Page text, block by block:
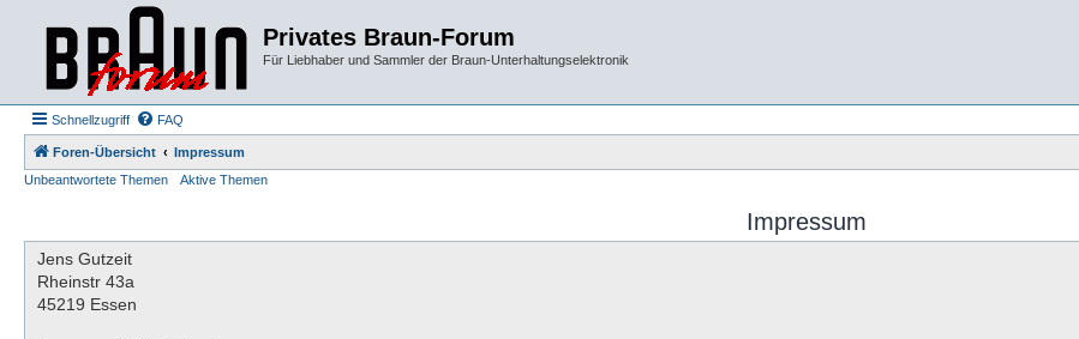
Privates Braun-Forum
Für Liebhaber und Sammler der Braun-Unterhaltungselektronik
Schnellzugriff FAQ
Foren-Übersicht
Impressum
Unbeantwortete Themen
Aktive Themen
Impressum
Jens Gutzeit
Rheinstr 43a
45219 Essen